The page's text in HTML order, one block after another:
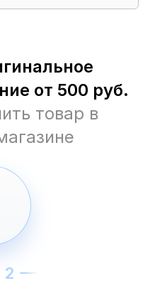
от 500 руб.
товар в
2